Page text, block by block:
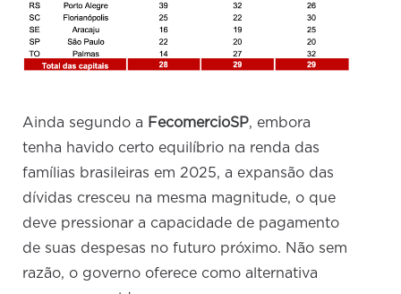
Ainda segundo a FecomercioSP, embora
tenha havido certo equilíbrio na renda das
famílias brasileiras em 2025, a expansão das
dívidas cresceu na mesma magnitude, o que
deve pressionar a capacidade de pagamento
de suas despesas no futuro próximo. Não sem
razão, o governo oferece como alternativa